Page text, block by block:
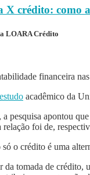
X crédito: como
LOARA Crédito
financeira
estudo acadêmico da
pesquisa apontou
foi de,
o crédito é uma
tomada de crédito,